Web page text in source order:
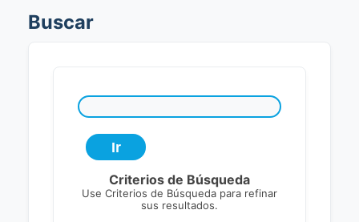
Buscar
Criterios de Búsqueda
Use Criterios de Búsqueda para refinar
sus resultados.